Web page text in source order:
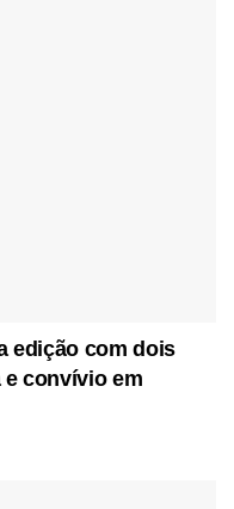
edição com dois
convívio em